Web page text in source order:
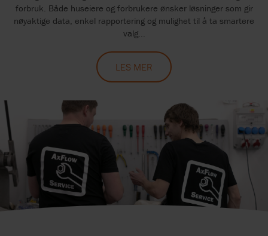
forbruk. Både huseiere og forbrukere ønsker løsninger som gir
nøyaktige data, enkel rapportering og mulighet til å ta smartere
valg...
LES MER